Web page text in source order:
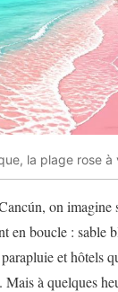
la plage rose à
on imagine
en boucle : sable
et hôtels
Mais à quelques